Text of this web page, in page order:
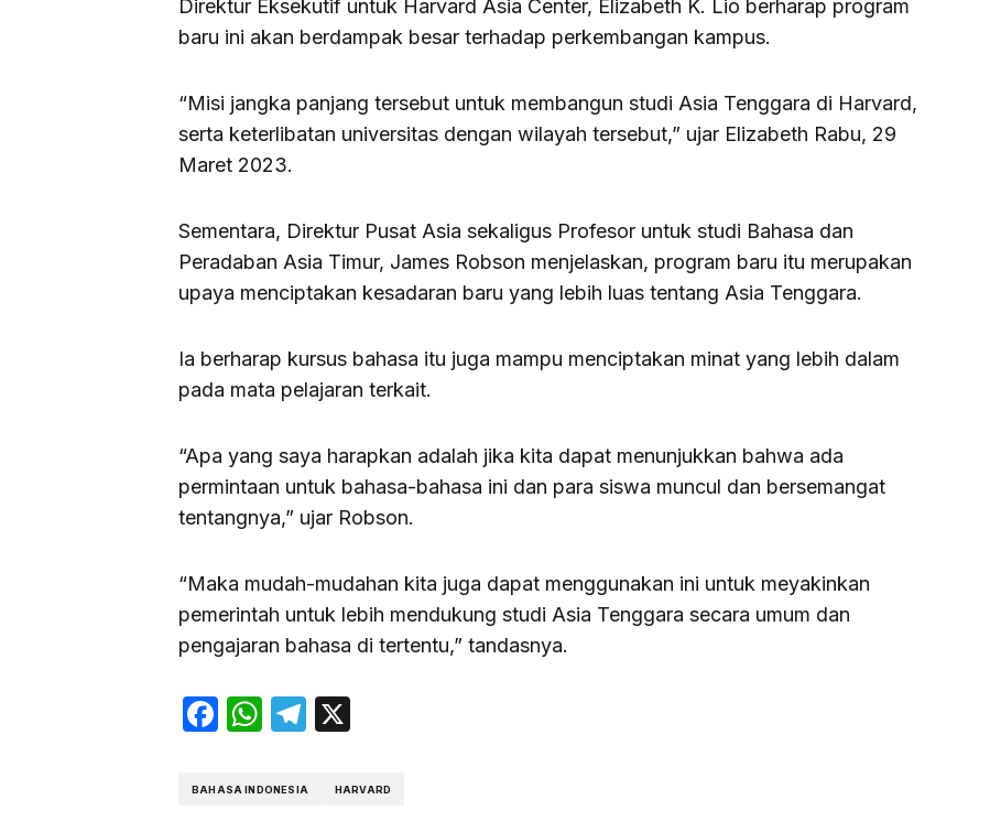
Direktur Eksekutif untuk Harvard Asia Center, Elizabeth K. Lio berharap program
baru ini akan berdampak besar terhadap perkembangan kampus.
“Misi jangka panjang tersebut untuk membangun studi Asia Tenggara di Harvard,
serta keterlibatan universitas dengan wilayah tersebut,” ujar Elizabeth Rabu, 29
Maret 2023.
Sementara, Direktur Pusat Asia sekaligus Profesor untuk studi Bahasa dan
Peradaban Asia Timur, James Robson menjelaskan, program baru itu merupakan
upaya menciptakan kesadaran baru yang lebih luas tentang Asia Tenggara.
Ia berharap kursus bahasa itu juga mampu menciptakan minat yang lebih dalam
pada mata pelajaran terkait.
“Apa yang saya harapkan adalah jika kita dapat menunjukkan bahwa ada
permintaan untuk bahasa-bahasa ini dan para siswa muncul dan bersemangat
tentangnya,” ujar Robson.
“Maka mudah-mudahan kita juga dapat menggunakan ini untuk meyakinkan
pemerintah untuk lebih mendukung studi Asia Tenggara secara umum dan
pengajaran bahasa di tertentu,” tandasnya.
Facebook
WhatsApp
Telegram
BAHASA INDONESIA HARVARD